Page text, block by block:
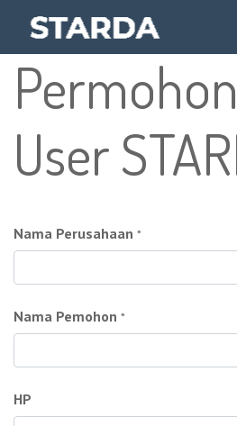
User
Nama Perusahaan *
Nama Pemohon *
HP